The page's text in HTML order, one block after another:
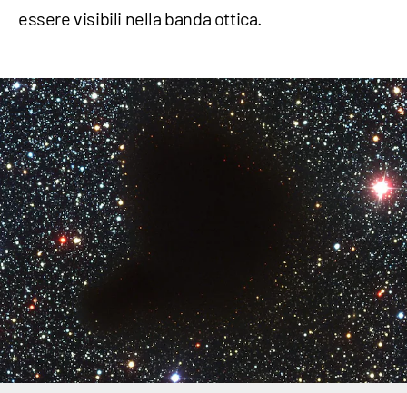
essere visibili nella banda ottica.